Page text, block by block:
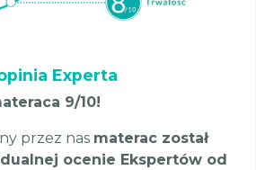
Experta
9/10!
przez nas materac został
ocenie Ekspertów od